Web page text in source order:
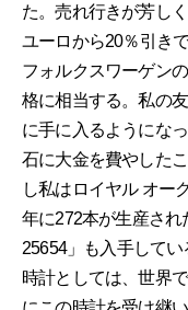
た。売れ行きが芳し
ユーロから20％引き
フォルクスワーゲン
格に相当する。私の
に手に入るようにな
石に大金を費やした
し私はロイヤル オー
年に272本が生産され
25654」も入手して
時計としては、世界